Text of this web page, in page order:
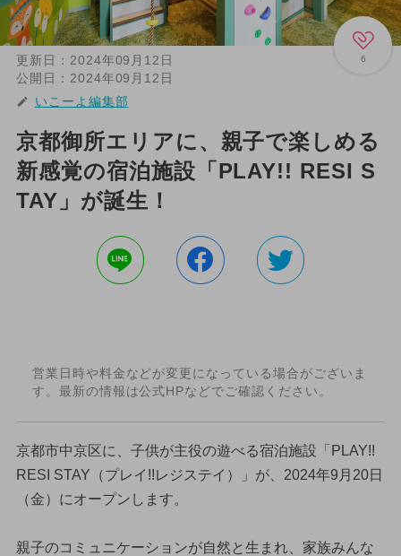
6
更新日： 2024年09月12日
公開日： 2024年09月12日
いこーよ編集部
京都御所エリアに、親子で楽しめる
新感覚の宿泊施設「PLAY!! RESI S
TAY」が誕生！
営業日時や料金などが変更になっている場合がございま
す。最新の情報は公式HPなどでご確認ください。
京都市中京区に、子供が主役の遊べる宿泊施設「PLAY!!
RESI STAY（プレイ!!レジステイ）」が、2024年9月20日
（金）にオープンします。
親子のコミュニケーションが自然と生まれ、家族みんな